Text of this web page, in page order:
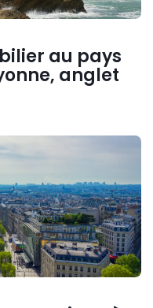
au pays
anglet